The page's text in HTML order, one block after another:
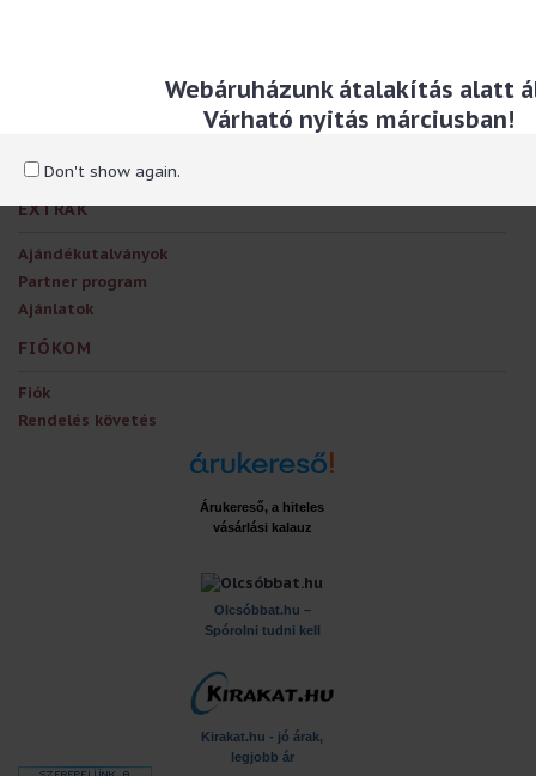
Webáruházunk átalakítás alatt
Várható nyitás márciusban!
Don't show again.
Kapcsolat, személyes átvételi helyek
Szállítással kapcsolatos információ
Általános szerződési feltételek
EXTRÁK
Ajándékutalványok
Partner program
Ajánlatok
FIÓKOM
Fiók
Rendelés követés
Árukereső, a hiteles
vásárlási kalauz
Olcsóbbat.hu –
Spórolni tudni kell
Kirakat.hu - jó árak,
legjobb ár